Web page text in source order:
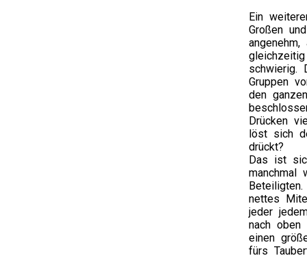
Ein
Großen
schwierig.
Gruppen
den
Drücken
löst sich
drückt?
Das ist
manchmal
nettes
jeder
nach oben
einen
fürs